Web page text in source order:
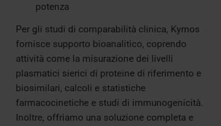
potenza
Per gli studi di comparabilità clinica, Kymos
fornisce supporto bioanalitico, coprendo
attività come la misurazione dei livelli
plasmatici sierici di proteine di riferimento e
biosimilari, calcoli e statistiche
farmacocinetiche e studi di immunogenicità.
Inoltre, offriamo una soluzione completa e